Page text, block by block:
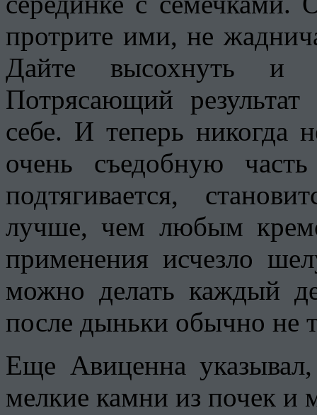
протрите ими, не
Дайте высохнуть и
Потрясающий
себе. И теперь никогда
очень съедобную
подтягивается,
лучше, чем любым
применения исчезло
можно делать каждый
после дыньки обычно не
Еще Авиценна
мелкие камни из почек и